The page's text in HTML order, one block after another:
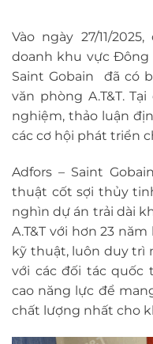
Vào ngày 27/11/
doanh khu vực Đông
Saint Gobain đã có
văn phòng A.T&T.
nghiệm, thảo luận
các cơ hội phát triển
Adfors – Saint
thuật cốt sợi thủy
nghìn dự án trải dài
A.T&T với hơn 23
kỹ thuật, luôn duy trì
với các đối tác quốc
cao năng lực để
chất lượng nhất cho